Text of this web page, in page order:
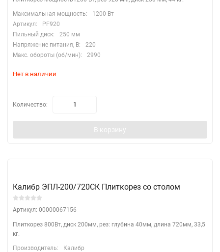
Максимальная мощность:
1200 Вт
Артикул:
PF920
Пильный диск:
250 мм
Напряжение питания, В:
220
Макс. обороты (об/мин):
2990
Нет в наличии
Количество:
В корзину
Калибр ЭПЛ-200/720СК Плиткорез со столом
Артикул: 00000067156
Плиткорез 800Вт, диск 200мм, рез: глубина 40мм, длина 720мм, 33,5
кг.
Производитель:
Калибр